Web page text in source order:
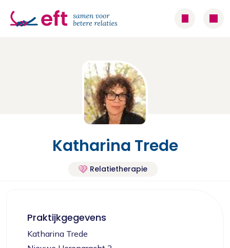
Katharina Trede
Relatietherapie
Praktijkgegevens
Katharina Trede